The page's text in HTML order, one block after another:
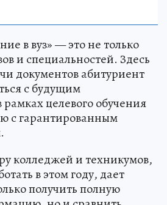
в вуз» — это не только
и специальностей. Здесь
документов абитуриент
с будущим
целевого обучения
с гарантированным
колледжей и техникумов,
в этом году, дает
получить полную